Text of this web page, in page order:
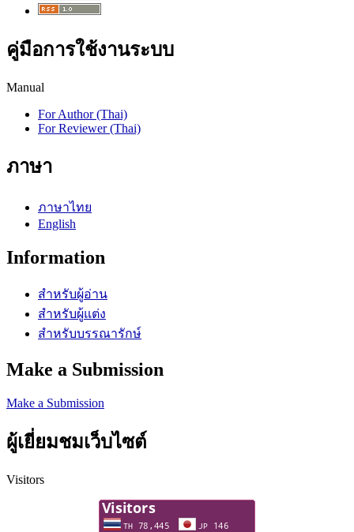
คู่มือการใช้งานระบบ
Manual
For Author (Thai)
For Reviewer (Thai)
ภาษา
ภาษาไทย
English
Information
สำหรับผู้อ่าน
สำหรับผู้แต่ง
สำหรับบรรณารักษ์
Make a Submission
Make a Submission
ผู้เยี่ยมชมเว็บไซต์
Visitors